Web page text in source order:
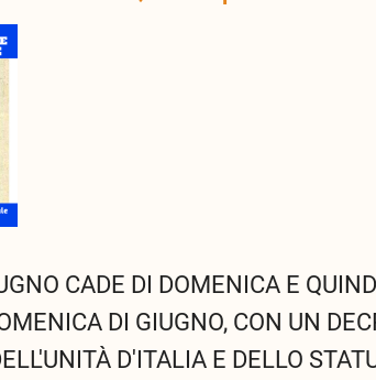
CADE DI DOMENICA E
DI GIUGNO, CON UN
D'ITALIA E DELLO